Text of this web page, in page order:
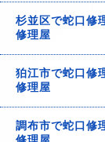
杉並区で蛇口修
修理屋
狛江市で蛇口修
修理屋
調布市で蛇口修